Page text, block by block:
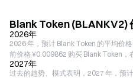
Blank Token (BLANKV2)
2026年
2026 年，预计 Blank Token 的平均价
前价格 ¥0.009862 购买 Blank Token，
2027年
过去的趋势、模式表明，2027 年，预